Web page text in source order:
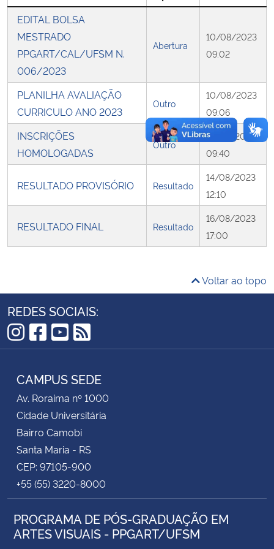
Secretaria de Governo
Gabinete de Segurança Institucional
Advocacia-Geral da União
Banco Central do Brasil
Planalto
EDITAL BOLSA
MESTRADO
PPGART/CAL/UFSM N.
006/2023
Abertura
10/08/2023
09:02
PLANILHA AVALIAÇÃO
CURRICULO ANO 2023
Outro
10/08/2023
09:06
INSCRIÇÕES
HOMOLOGADAS
Outro
14/08/2023
09:40
RESULTADO PROVISÓRIO Resultado
14/08/2023
12:10
RESULTADO FINAL Resultado
16/08/2023
17:00
Voltar ao topo
REDES SOCIAIS:
Instagram
Facebook
YouTube
RSS
CAMPUS SEDE
Av. Roraima nº 1000
Cidade Universitária
Bairro Camobi
Santa Maria - RS
CEP: 97105-900
+55 (55) 3220-8000
PROGRAMA DE PÓS-GRADUAÇÃO EM
ARTES VISUAIS - PPGART/UFSM